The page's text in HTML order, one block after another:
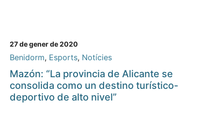
27 de gener de 2020
Benidorm, Esports, Notícies
Mazón: “La provincia de Alicante se
consolida como un destino turístico-
deportivo de alto nivel”